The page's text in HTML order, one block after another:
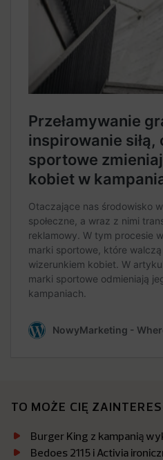
TO MOŻE CIĘ
Burger King z kampanią
Bedoes 2115 i Activia